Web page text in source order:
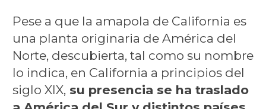
Pese a que la amapola de California es
una planta originaria de América del
Norte, descubierta, tal como su nombre
lo indica, en California a principios del
siglo XIX, su presencia se ha traslado